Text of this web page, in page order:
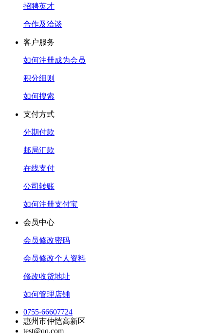
招聘英才
合作及洽谈
客户服务
如何注册成为会员
积分细则
如何搜索
支付方式
分期付款
邮局汇款
在线支付
公司转账
如何注册支付宝
会员中心
会员修改密码
会员修改个人资料
修改收货地址
如何管理店铺
0755-66607724
惠州市仲恺高新区
test@qq.com